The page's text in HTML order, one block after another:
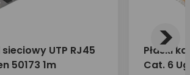
UTP RJ45
50173 1m
Płaski
Cat. 6
>